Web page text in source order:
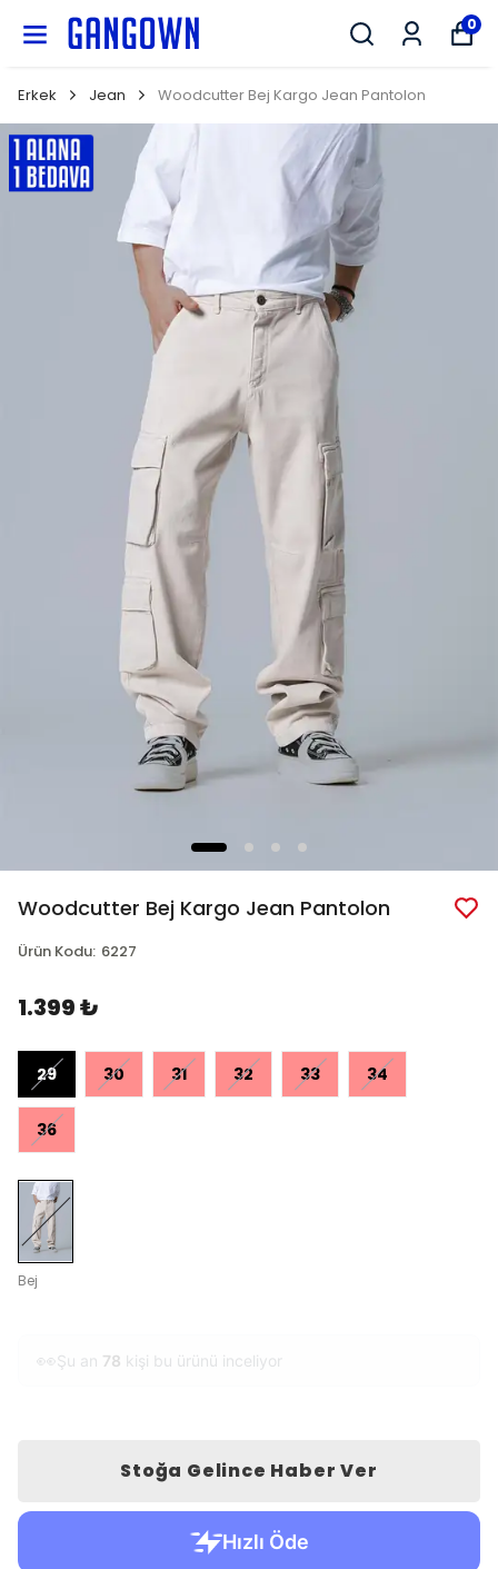
0
Erkek Jean Woodcutter Bej Kargo Jean Pantolon
Woodcutter Bej Kargo Jean Pantolon
Ürün Kodu: 6227
1.399 ₺
29 30 31 32 33 34
36
Bej
❤️Bu hafta 56kişi favoriledi
Stoğa Gelince Haber Ver